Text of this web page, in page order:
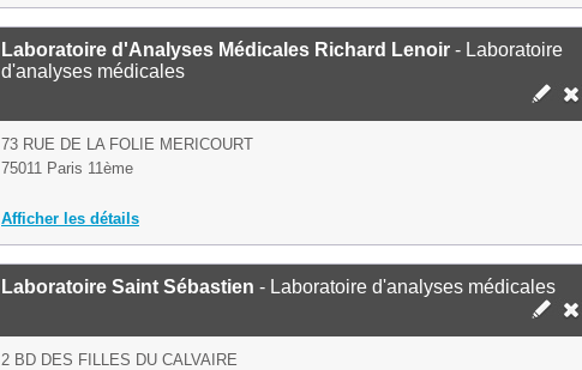
Laboratoire d'Analyses Médicales Richard Lenoir - Laboratoire
d'analyses médicales
73 RUE DE LA FOLIE MERICOURT
75011 Paris 11ème
Afficher les détails
Laboratoire Saint Sébastien - Laboratoire d'analyses médicales
2 BD DES FILLES DU CALVAIRE